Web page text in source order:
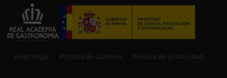
Aviso legal Política de Cookies Política de privacidad